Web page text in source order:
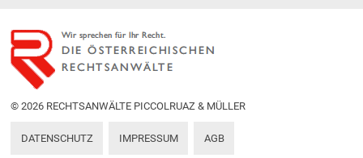
© 2026 RECHTSANWÄLTE PICCOLRUAZ & MÜLLER
DATENSCHUTZ IMPRESSUM AGB